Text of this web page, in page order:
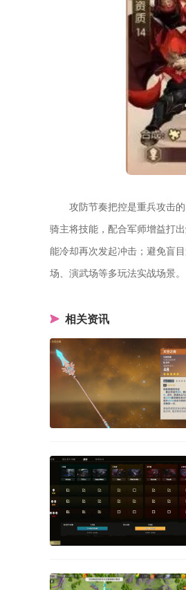
攻防节奏把控是重兵攻击
骑主将技能，配合军师增益打
能冷却再次发起冲击；避免盲
场、演武场等多玩法实战场景。
相关资讯